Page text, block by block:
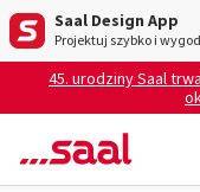
Saal Design App
Projektuj szybko i
45. urodziny Saal